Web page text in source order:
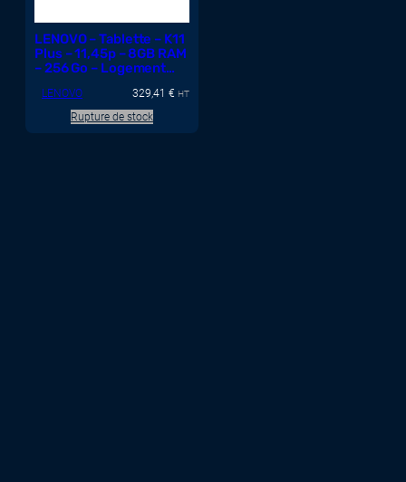
LENOVO – Tablette – K11
Plus – 11,45p – 8GB RAM
– 256 Go – Logement
– Gris luna
LENOVO 329,41 € HT
Rupture de stock